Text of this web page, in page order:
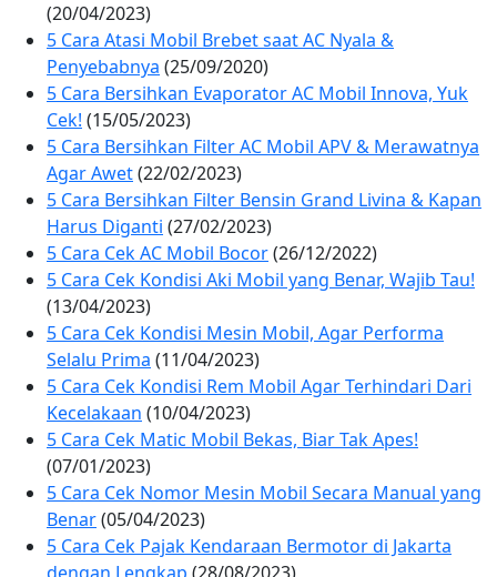
(20/04/2023)
5 Cara Atasi Mobil Brebet saat AC Nyala &
Penyebabnya (25/09/2020)
5 Cara Bersihkan Evaporator AC Mobil Innova, Yuk
Cek! (15/05/2023)
5 Cara Bersihkan Filter AC Mobil APV & Merawatnya
Agar Awet(22/02/2023)
5 Cara Bersihkan Filter Bensin Grand Livina & Kapan
Harus Diganti (27/02/2023)
5 Cara Cek AC Mobil Bocor(26/12/2022)
5 Cara Cek Kondisi Aki Mobil yang Benar, Wajib Tau!
(13/04/2023)
5 Cara Cek Kondisi Mesin Mobil, Agar Performa
Selalu Prima (11/04/2023)
5 Cara Cek Kondisi Rem Mobil Agar Terhindari Dari
Kecelakaan (10/04/2023)
5 Cara Cek Matic Mobil Bekas, Biar Tak Apes!
(07/01/2023)
5 Cara Cek Nomor Mesin Mobil Secara Manual yang
Benar(05/04/2023)
5 Cara Cek Pajak Kendaraan Bermotor di Jakarta